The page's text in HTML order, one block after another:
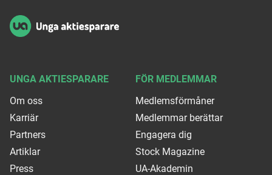
UNGA AKTIESPARARE
Om oss
Karriär
Partners
Artiklar
Press
FÖR MEDLEMMAR
Medlemsförmåner
Medlemmar berättar
Engagera dig
Stock Magazine
UA-Akademin